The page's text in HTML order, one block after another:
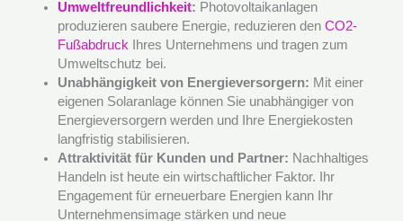
Umweltfreundlichkeit: Photovoltaikanlagen
produzieren saubere Energie, reduzieren den CO2-
Fußabdruck Ihres Unternehmens und tragen zum
Umweltschutz bei.
Unabhängigkeit von Energieversorgern: Mit einer
eigenen Solaranlage können Sie unabhängiger von
Energieversorgern werden und Ihre Energiekosten
langfristig stabilisieren.
Attraktivität für Kunden und Partner: Nachhaltiges
Handeln ist heute ein wirtschaftlicher Faktor. Ihr
Engagement für erneuerbare Energien kann Ihr
Unternehmensimage stärken und neue